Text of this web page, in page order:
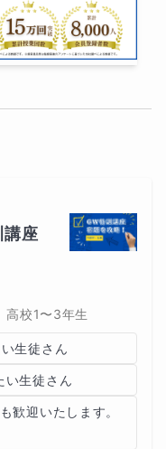
講座
高校1〜3年生
生徒さん
い生徒さん
歓迎いたします。